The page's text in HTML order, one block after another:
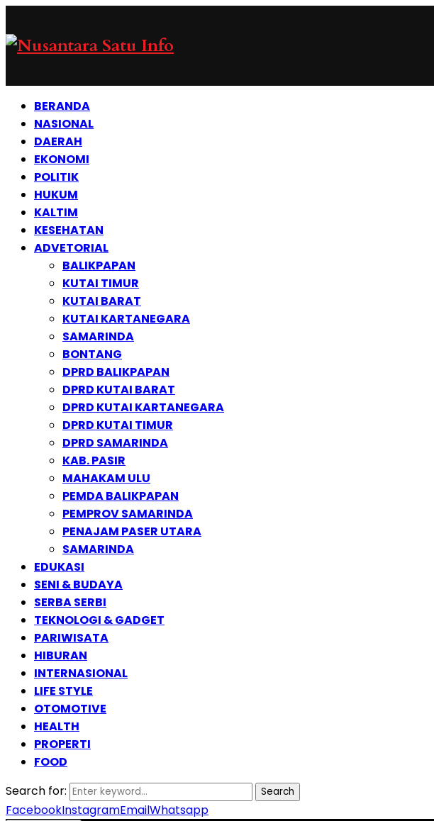
BERANDA
NASIONAL
DAERAH
EKONOMI
POLITIK
HUKUM
KALTIM
KESEHATAN
ADVETORIAL
BALIKPAPAN
KUTAI TIMUR
KUTAI BARAT
KUTAI KARTANEGARA
SAMARINDA
BONTANG
DPRD BALIKPAPAN
DPRD KUTAI BARAT
DPRD KUTAI KARTANEGARA
DPRD KUTAI TIMUR
DPRD SAMARINDA
KAB. PASIR
MAHAKAM ULU
PEMDA BALIKPAPAN
PEMPROV SAMARINDA
PENAJAM PASER UTARA
SAMARINDA
EDUKASI
SENI & BUDAYA
SERBA SERBI
TEKNOLOGI & GADGET
PARIWISATA
HIBURAN
INTERNASIONAL
LIFE STYLE
OTOMOTIVE
HEALTH
PROPERTI
FOOD
Search for:
Search
FacebookInstagramEmailWhatsapp